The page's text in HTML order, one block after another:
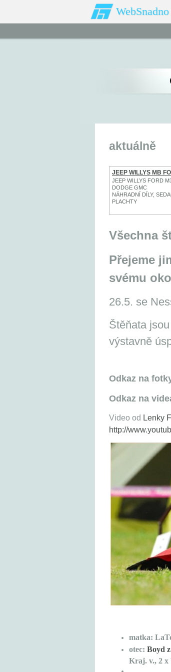
WebSnadno
aktuálně
JEEP WILLYS MB
GPW
JEEP WILLYS FORD
DODGE GMC
NÁHRADNÍ DÍLY,
PLACHTY
Všechna
Přejeme
svému
26.5. se
Štěňata
výstavně
Odkaz na
Odkaz na
Video od Lenky
http://
matka:
otec: Boyd
Kraj. v., 2 x